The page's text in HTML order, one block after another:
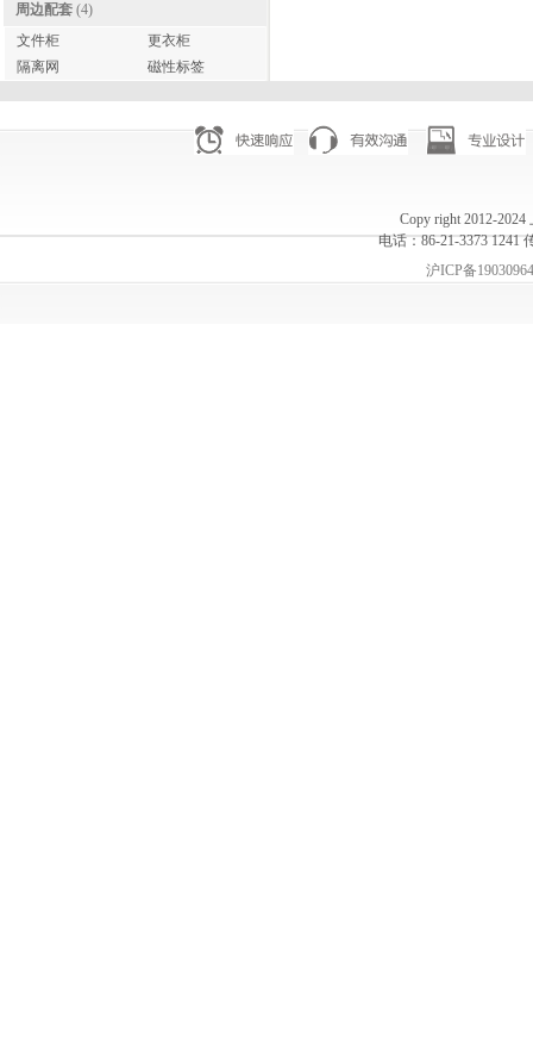
周边配套 (4)
文件柜
更衣柜
隔离网
磁性标签
Copy right 2012-
电话：86-21-3373 1241
沪ICP备